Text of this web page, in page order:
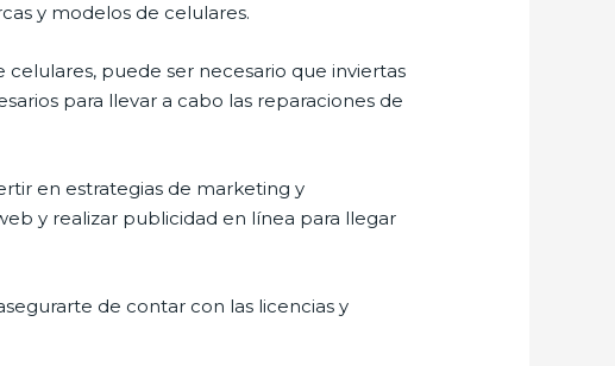
y modelos de celulares.
puede ser necesario que inviertas
para llevar a cabo las reparaciones de
en estrategias de marketing y
y realizar publicidad en línea para llegar
de contar con las licencias y